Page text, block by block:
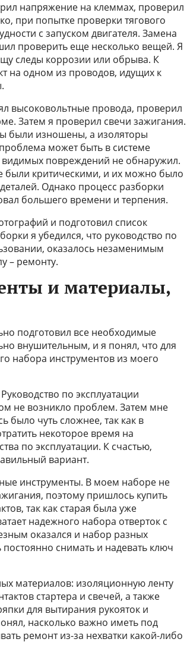
напряжение на клеммах, проверил
при попытке проверки тягового
с запуском двигателя. Замена
проверить еще несколько вещей. Я
следы коррозии или обрыва. К
на одном из проводов, идущих к
высоковольтные провода, проверил
Затем я проверил свечи зажигания.
были изношены, а изоляторы
может быть в системе
видимых повреждений не обнаружил.
были критическими, и их можно было
Однако процесс разборки
большего времени и терпения.
и подготовил список
я убедился, что руководство по
оказалось незаменимым
– ремонту.
и материалы,
подготовил все необходимые
внушительным, и я понял, что для
набора инструментов из моего
по эксплуатации
не возникло проблем. Затем мне
было чуть сложнее, так как в
некоторое время на
по эксплуатации. К счастью,
вариант.
инструменты. В моем наборе не
поэтому пришлось купить
так как старая была уже
надежного набора отверток с
оказался и набор разных
снимать и надевать ключ
материалов: изоляционную ленту
стартера и свечей, а также
для вытирания рукояток и
насколько важно иметь под
ремонт из-за нехватки какой-либо